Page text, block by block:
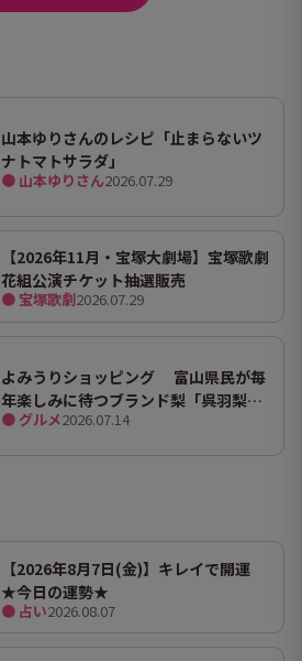
山本ゆりさんのレシピ「止まらないツ
ナトマトサラダ」
● 山本ゆりさん2026.07.29
【2026年11月・宝塚大劇場】宝塚歌劇
花組公演チケット抽選販売
● 宝塚歌劇2026.07.29
よみうりショッピング 富山県民が毎
年楽しみに待つブランド梨「呉羽梨
（幸水）」限定100箱を特別販売！
● グルメ2026.07.14
【2026年8月7日(金)】キレイで開運
★今日の運勢★
● 占い2026.08.07